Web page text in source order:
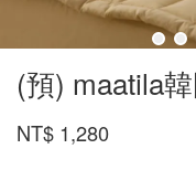
(預) maatila
NT$ 1,280